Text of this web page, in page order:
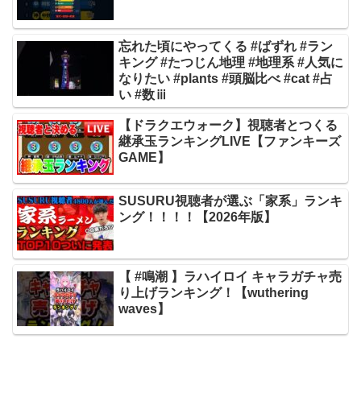
忘れた頃にやってくる #ばずれ #ラン
キング #たつじん地理 #地理系 #人気に
なりたい #plants #頭脳比べ #cat #占
い #数ⅲ
【ドラクエウォーク】視聴者とつくる
継承玉ランキングLIVE【ファンキーズ
GAME】
SUSURU視聴者が選ぶ「家系」ランキ
ング！！！！【2026年版】
【 #鳴潮 】ラハイロイ キャラガチャ売
り上げランキング！【wuthering
waves】